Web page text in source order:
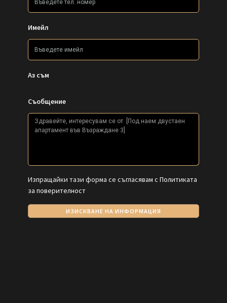
Имейл
Аз съм
Съобщение
Изпращайки тази форма се съгласявам с Политиката
за поверителност
ИЗИСКВАНЕ НА ИНФОРМАЦИЯ